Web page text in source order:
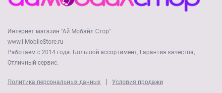
Интернет магазин "Ай Мобайл Стор"
www.i-MobileStore.ru
Работаем с 2014 года. Большой ассортимент, Гарантия качества,
Отличный сервис.
Политика персональных данных | Условия продажи